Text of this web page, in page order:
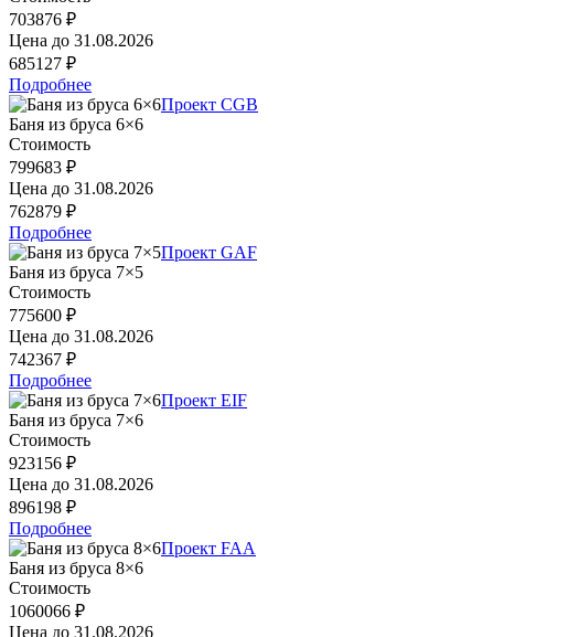
703876 ₽
Цена до 31.08.2026
685127 ₽
Подробнее
Проект CGB
Баня из бруса 6×6
Стоимость
799683 ₽
Цена до 31.08.2026
762879 ₽
Подробнее
Проект GAF
Баня из бруса 7×5
Стоимость
775600 ₽
Цена до 31.08.2026
742367 ₽
Подробнее
Проект EIF
Баня из бруса 7×6
Стоимость
923156 ₽
Цена до 31.08.2026
896198 ₽
Подробнее
Проект FAA
Баня из бруса 8×6
Стоимость
1060066 ₽
Цена до 31.08.2026